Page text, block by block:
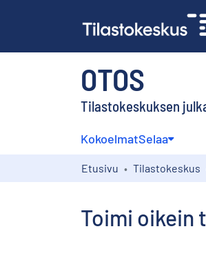
OTOS
Tilastokeskuksen
KokoelmatSelaa
Etusivu Tilastokeskus
Toimi oikein